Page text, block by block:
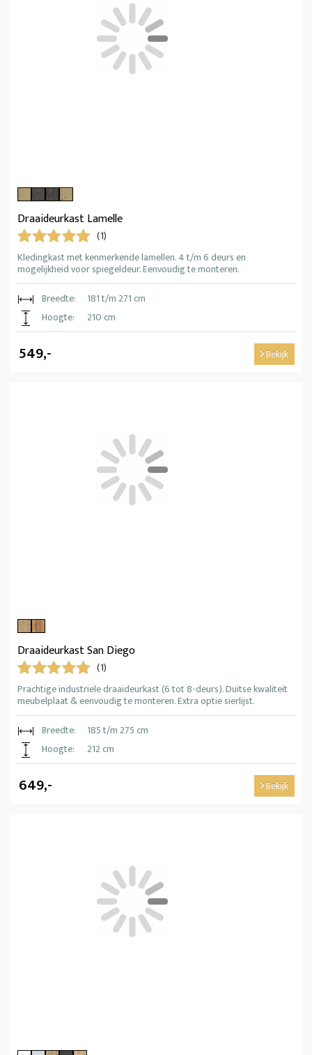
Draaideurkast Lamelle
(1)
Kledingkast met kenmerkende lamellen. 4 t/m 6 deurs en
mogelijkheid voor spiegeldeur. Eenvoudig te monteren.
Breedte:
181 t/m 271 cm
Hoogte:
210 cm
549,- Bekijk
Draaideurkast San Diego
(1)
Prachtige industriele draaideurkast (6 tot 8-deurs). Duitse kwaliteit
meubelplaat & eenvoudig te monteren. Extra optie sierlijst.
Breedte:
185 t/m 275 cm
Hoogte:
212 cm
649,- Bekijk